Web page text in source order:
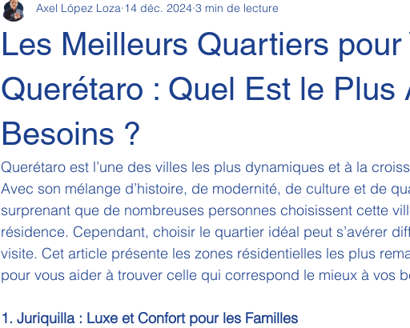
Les Meilleurs Quartiers pour
Querétaro : Quel Est le Plus
Besoins ?
Axel López Loza 14 déc. 2024 3 min de lecture
Querétaro est l’une des villes les plus dynamiques et à la
Avec son mélange d’histoire, de modernité, de culture et de
surprenant que de nombreuses personnes choisissent cette
résidence. Cependant, choisir le quartier idéal peut s’avérer
visite. Cet article présente les zones résidentielles les plus
pour vous aider à trouver celle qui correspond le mieux à vos
1. Juriquilla : Luxe et Confort pour les Familles